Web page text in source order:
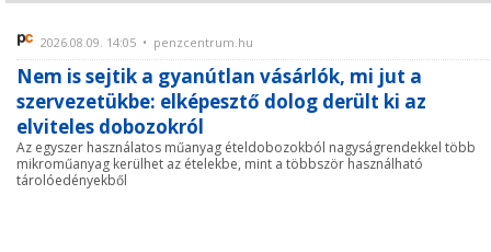
2026.08.09. 14:05 • penzcentrum.hu
Nem is sejtik a gyanútlan vásárlók, mi jut a
szervezetükbe: elképesztő dolog derült ki az
elviteles dobozokról
Az egyszer használatos műanyag ételdobozokból nagyságrendekkel több
mikroműanyag kerülhet az ételekbe, mint a többször használható
tárolóedényekből